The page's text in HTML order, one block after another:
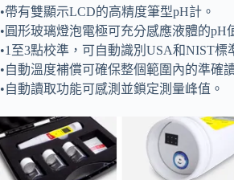
•帶有雙顯示LCD的高精度筆型pH計。
•圓形玻璃燈泡電極可充分感應液體的pH
•1至3點校準，可自動識別USA和NIST標
•自動溫度補償可確保整個範圍內的準確
•自動讀取功能可感測並鎖定測量峰值。